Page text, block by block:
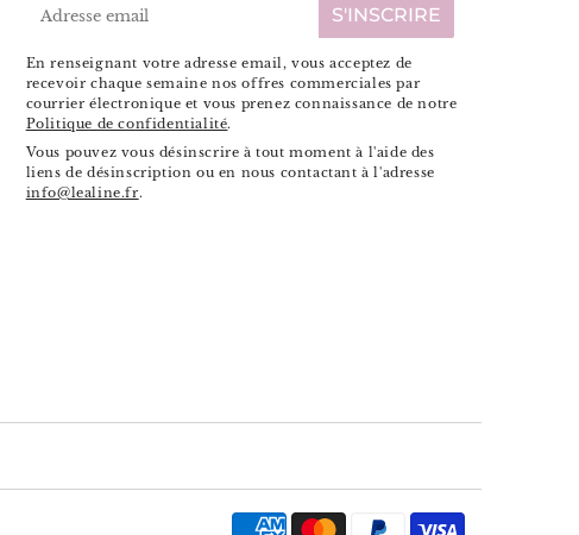
E-
S'INSCRIRE
En renseignant votre adresse email, vous acceptez de
recevoir chaque semaine nos offres commerciales par
courrier électronique et vous prenez connaissance de notre
Politique de confidentialité.
Vous pouvez vous désinscrire à tout moment à l'aide des
liens de désinscription ou en nous contactant à l'adresse
info@lealine.fr.